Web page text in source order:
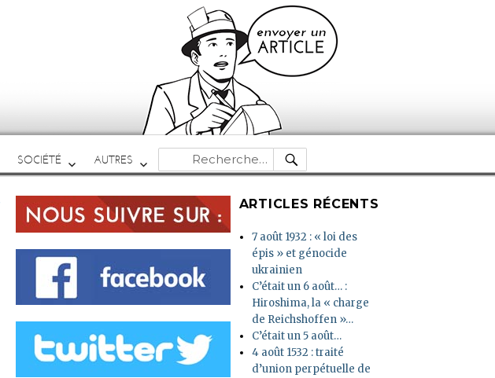
SOCIÉTÉ AUTRES
Recherche
pour :
RECHERCHE
ARTICLES RÉCENTS
7 août 1932 : « loi des
épis » et génocide
ukrainien
C’était un 6 août… :
Hiroshima, la « charge
de Reichshoffen »…
C’était un 5 août…
4 août 1532 : traité
d’union perpétuelle de